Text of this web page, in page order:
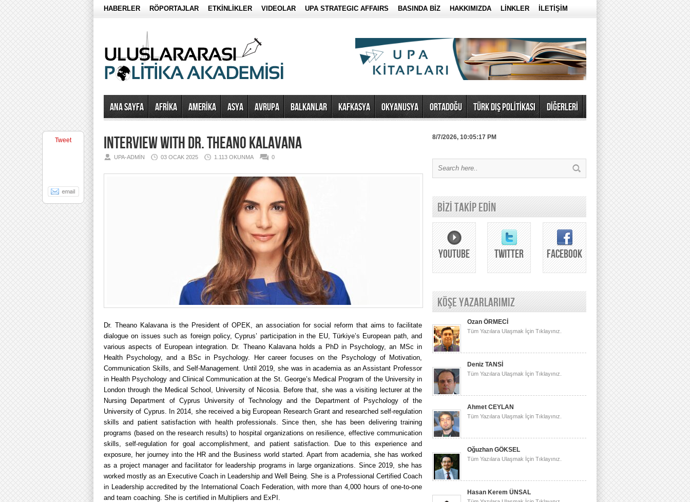
HABERLER RÖPORTAJLAR ETKİNLİKLER VIDEOLAR UPA STRATEGIC AFFAIRS BASINDA BİZ HAKKIMIZDA LİNKLER İLETİŞİM
Ana Sayfa AFRİKA AMERİKA ASYA AVRUPA BALKANLAR KAFKASYA OKYANUSYA ORTADOĞU TÜRK DIŞ POLİTİKASI DİĞERLERİ
INTERVIEW WITH DR. THEANO KALAVANA
UPA-ADMIN 03 OCAK 2025 1.113 OKUNMA 0
Dr. Theano Kalavana is the President of OPEK, an association for social reform that aims to facilitate
dialogue on issues such as foreign policy, Cyprus’ participation in the EU, Türkiye’s European path, and
various aspects of European integration. Dr. Theano Kalavana holds a PhD in Psychology, an MSc in
Health Psychology, and a BSc in Psychology. Her career focuses on the Psychology of Motivation,
Communication Skills, and Self-Management. Until 2019, she was in academia as an Assistant Professor
in Health Psychology and Clinical Communication at the St. George’s Medical Program of the University in
London through the Medical School, University of Nicosia. Before that, she was a visiting lecturer at the
Nursing Department of Cyprus University of Technology and the Department of Psychology of the
University of Cyprus. In 2014, she received a big European Research Grant and researched self-regulation
skills and patient satisfaction with health professionals. Since then, she has been delivering training
programs (based on the research results) to hospital organizations on resilience, effective communication
skills, self-regulation for goal accomplishment, and patient satisfaction. Due to this experience and
exposure, her journey into the HR and the Business world started. Apart from academia, she has worked
as a project manager and facilitator for leadership programs in large organizations. Since 2019, she has
worked mostly as an Executive Coach in Leadership and Well Being. She is a Professional Certified Coach
in Leadership accredited by the International Coach Federation, with more than 4,000 hours of one-to-one
and team coaching. She is certified in Multipliers and ExPI.
Tweet 8/7/2026, 10:05:17 PM
BİZİ TAKİP EDİN
YOUTUBE TWITTER FACEBOOK
KÖŞE YAZARLARIMIZ
Ozan ÖRMECİ
Tüm Yazılara Ulaşmak İçin Tıklayınız.
Deniz TANSİ
Tüm Yazılara Ulaşmak İçin Tıklayınız.
Ahmet CEYLAN
Tüm Yazılara Ulaşmak İçin Tıklayınız.
Oğuzhan GÖKSEL
Tüm Yazılara Ulaşmak İçin Tıklayınız.
Hasan Kerem ÜNSAL